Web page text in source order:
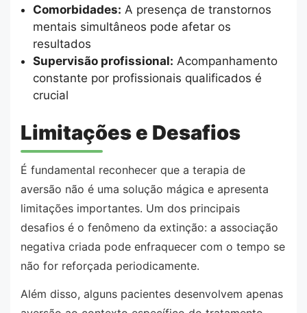
Comorbidades: A presença de transtornos
mentais simultâneos pode afetar os
resultados
Supervisão profissional: Acompanhamento
constante por profissionais qualificados é
crucial
Limitações e Desafios
É fundamental reconhecer que a terapia de
aversão não é uma solução mágica e apresenta
limitações importantes. Um dos principais
desafios é o fenômeno da extinção: a associação
negativa criada pode enfraquecer com o tempo se
não for reforçada periodicamente.
Além disso, alguns pacientes desenvolvem apenas